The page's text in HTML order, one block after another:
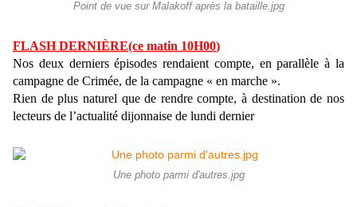
Point de vue sur Malakoff après la bataille.jpg
FLASH DERNIÈRE(ce matin 10H00)
Nos deux derniers épisodes rendaient compte, en parallèle à la
campagne de Crimée, de la campagne « en marche ».
Rien de plus naturel que de rendre compte, à destination de nos
lecteurs de l’actualité dijonnaise de lundi dernier
Une photo parmi d'autres.jpg